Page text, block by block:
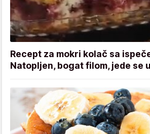
Recept za mokri kolač sa
Natopljen, bogat filom, jede se